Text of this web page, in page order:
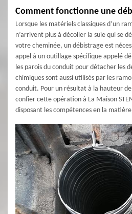
Comment fonctionne une
Lorsque les matériels classiques d’un
n’arrivent plus à décoller la suie qui se
votre cheminée, un débistrage est
appel à un outillage spécifique appelé
les parois du conduit pour détacher les
chimiques sont aussi utilisés par les
conduit. Pour un résultat à la hauteur
confier cette opération à La Maison
disposant les compétences en la